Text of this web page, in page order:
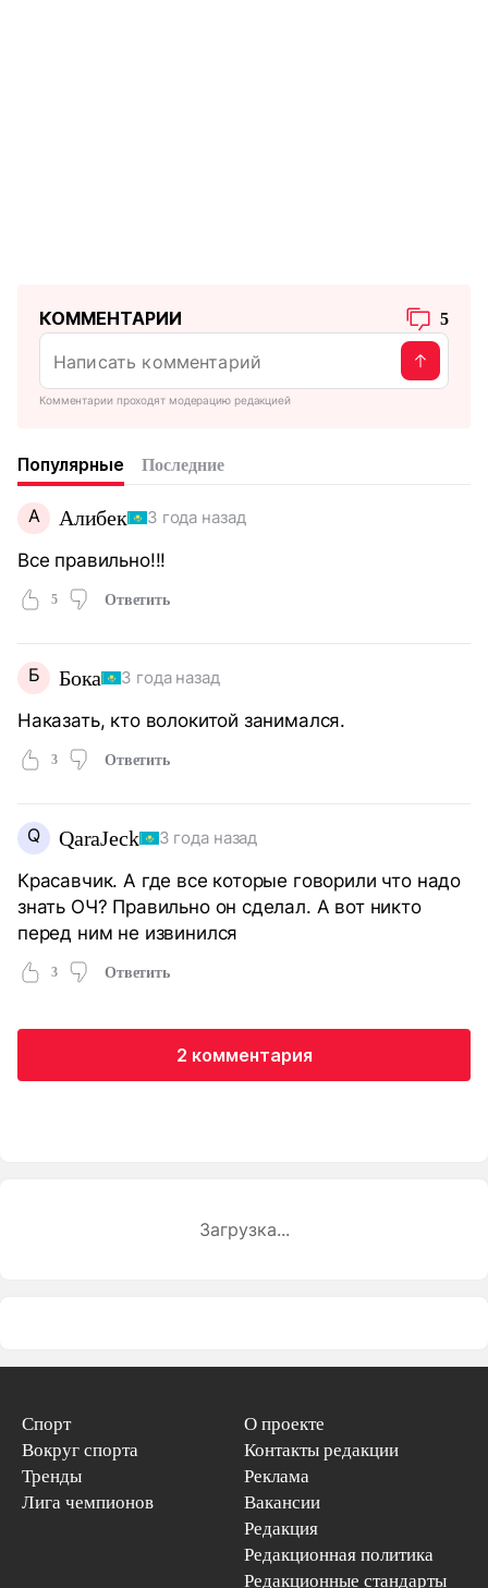
КОММЕНТАРИИ 5
Комментарии проходят модерацию редакцией
Популярные Последние
А Алибек 3 года назад
Все правильно!!!
5 Ответить
Б Бока 3 года назад
Наказать, кто волокитой занимался.
3 Ответить
Q QaraJeck 3 года назад
Красавчик. А где все которые говорили что надо
знать ОЧ? Правильно он сделал. А вот никто
перед ним не извинился
3 Ответить
2 комментария
Загрузка...
Спорт
Вокруг спорта
Тренды
Лига чемпионов
О проекте
Контакты редакции
Реклама
Вакансии
Редакция
Редакционная политика
Редакционные стандарты